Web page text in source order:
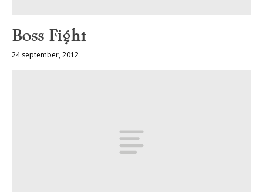
Boss Fight
24 september, 2012